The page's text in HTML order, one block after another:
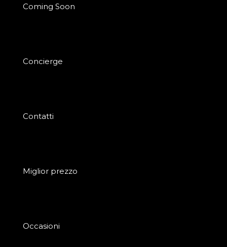
Coming Soon
Concierge
Contatti
Miglior prezzo
Occasioni